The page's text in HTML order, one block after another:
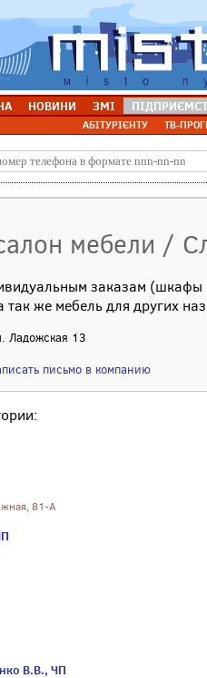
НОВИНИ ЗМІ
АБІТУРІЄНТУ ТВ-
мебели /
заказам (шкафы
так же мебель для других
Ладожская 13
письмо в компанию
81-А
В.В., ЧП